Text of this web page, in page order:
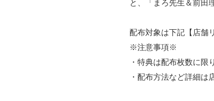
と、「まろ先生＆前田
配布対象は下記【店舗
※注意事項※
・特典は配布枚数に限
・配布方法など詳細は